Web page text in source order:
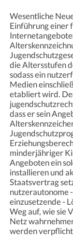
Wesentliche
Einführung einer
die Altersstufen
sodass ein
Medien
etabliert wird.
dass er sein
minderjähriger
Angeboten ein
installieren und
Staatsvertrag
nutzerautonome
einzusetzende -
Weg auf, wie sie
Netz
werden